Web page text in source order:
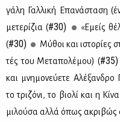
γά­λη Γαλ­λι­κή Επα­νά­στα­ση
με­τε­ρί­ζια (#30)
«Εμείς
(#30) Μύ­θοι και ιστο­ρί­ες
τές του Με­τα­πο­λέ­μου) (#35)
και μνη­μο­νεύ­ε­τε
το τρι­ζό­νι, το βιο­λί και η
μι­λού­σα αλ­λά όπως ακρι­βώς